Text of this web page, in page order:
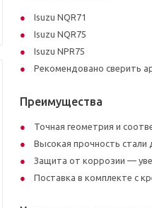
Isuzu NQR71
Isuzu NQR75
Isuzu NPR75
Рекомендовано сверить
Преимущества
Точная геометрия и
Высокая прочность стали
Защита от коррозии —
Поставка в комплекте с